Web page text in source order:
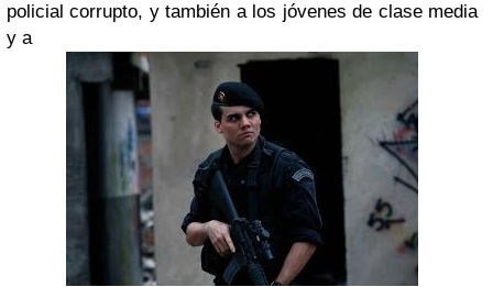
policial corrupto, y también a los jóvenes de clase media
y a